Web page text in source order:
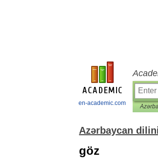
en-academic.com
Azərbaycan
göz